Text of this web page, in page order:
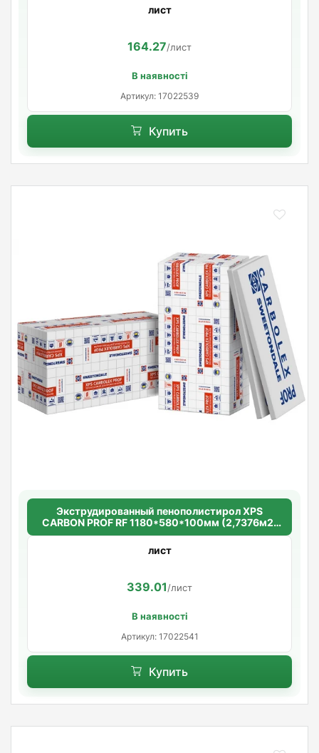
лист
164.27/лист
В наявності
Артикул: 17022539
Купить
Экструдированный пенополистирол XPS
CARBON PROF RF 1180*580*100мм (2,7376м2/
уп.) (4шт/уп.)
лист
339.01/лист
В наявності
Артикул: 17022541
Купить